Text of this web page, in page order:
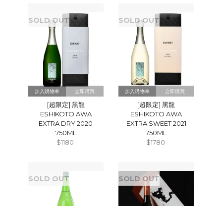
SOLD OUT
立即購買
[超限定] 黑龍
ESHIKOTO AWA
EXTRA DRY 2020
750ML
$1180
SOLD OUT
立即購買
[超限定] 黑龍
ESHIKOTO AWA
EXTRA SWEET 2021
750ML
$1780
SOLD OUT SOLD OUT